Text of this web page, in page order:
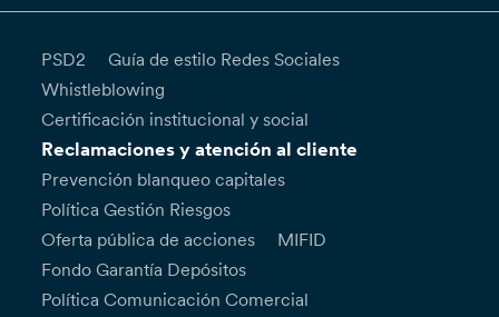
PSD2
Guía de estilo Redes Sociales
Whistleblowing
Certificación institucional y social
Reclamaciones y atención al cliente
Prevención blanqueo capitales
Política Gestión Riesgos
Oferta pública de acciones
MIFID
Fondo Garantía Depósitos
Política Comunicación Comercial